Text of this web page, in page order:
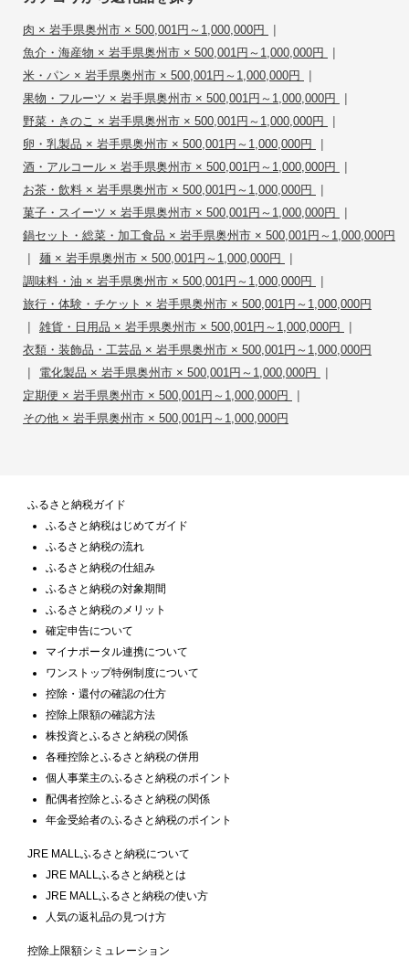
肉 × 岩手県奥州市 × 500,001円～1,000,000円 |
魚介・海産物 × 岩手県奥州市 × 500,001円～1,000,000円 |
米・パン × 岩手県奥州市 × 500,001円～1,000,000円 |
果物・フルーツ × 岩手県奥州市 × 500,001円～1,000,000円 |
野菜・きのこ × 岩手県奥州市 × 500,001円～1,000,000円 |
卵・乳製品 × 岩手県奥州市 × 500,001円～1,000,000円 |
酒・アルコール × 岩手県奥州市 × 500,001円～1,000,000円 |
お茶・飲料 × 岩手県奥州市 × 500,001円～1,000,000円 |
菓子・スイーツ × 岩手県奥州市 × 500,001円～1,000,000円 |
鍋セット・総菜・加工食品 × 岩手県奥州市 × 500,001円～1,000,000円
| 麺 × 岩手県奥州市 × 500,001円～1,000,000円 |
調味料・油 × 岩手県奥州市 × 500,001円～1,000,000円 |
旅行・体験・チケット × 岩手県奥州市 × 500,001円～1,000,000円
| 雑貨・日用品 × 岩手県奥州市 × 500,001円～1,000,000円 |
衣類・装飾品・工芸品 × 岩手県奥州市 × 500,001円～1,000,000円
| 電化製品 × 岩手県奥州市 × 500,001円～1,000,000円 |
定期便 × 岩手県奥州市 × 500,001円～1,000,000円 |
その他 × 岩手県奥州市 × 500,001円～1,000,000円
ふるさと納税ガイド
ふるさと納税はじめてガイド
ふるさと納税の流れ
ふるさと納税の仕組み
ふるさと納税の対象期間
ふるさと納税のメリット
確定申告について
マイナポータル連携について
ワンストップ特例制度について
控除・還付の確認の仕方
控除上限額の確認方法
株投資とふるさと納税の関係
各種控除とふるさと納税の併用
個人事業主のふるさと納税のポイント
配偶者控除とふるさと納税の関係
年金受給者のふるさと納税のポイント
JRE MALLふるさと納税について
JRE MALLふるさと納税とは
JRE MALLふるさと納税の使い方
人気の返礼品の見つけ方
控除上限額シミュレーション